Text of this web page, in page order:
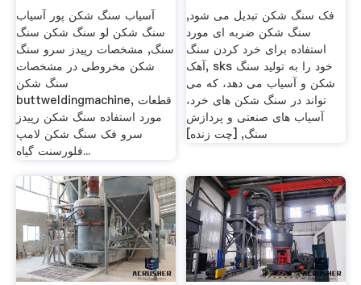
آسیاب سنگ شکن پور آسیاب
سنگ شکن لو سنگ شکن سنگ
سنگ, مشخصات رپیدز سرو سنگ
شکن مخروطی در مشخصات
سنگ شکن
buttweldingmachine, قطعات
مورد استفاده سنگ شکن رپیدز
سرو فک سنگ شکن لامپ
فلورسنت گیاه...
فک سنگ شکن تبدیل می شود,
سنگ شکن ضربه ای مورد
استفاده برای خرد کردن سنگ
آهک, sks خود را به تولید سنگ
شکن و آسیاب می دهد، که می
تواند در سنگ شکن های خرد،
آسیاب های صنعتی و پردازش
سنگ, [چت زنده]